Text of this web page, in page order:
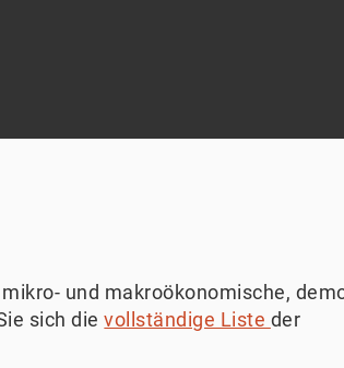
und makroökonomische,
sich dievollständige Liste der